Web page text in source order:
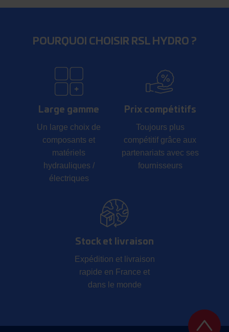
POURQUOI CHOISIR RSL HYDRO ?
Large gamme
Un large choix de
composants et
matériels
hydrauliques /
électriques
Prix compétitifs
Toujours plus
compétitif grâce aux
partenariats avec ses
fournisseurs
Stock et livraison
Expédition et livraison
rapide en France et
dans le monde